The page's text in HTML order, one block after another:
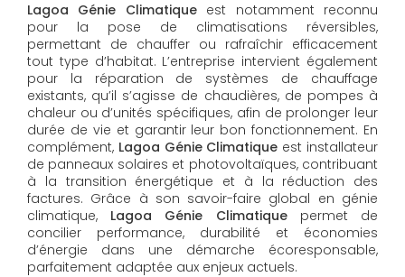
Lagoa Génie Climatiqueest notamment reconnu
pour la pose de climatisations réversibles,
permettant de chauffer ou rafraîchir efficacement
tout type d’habitat. L’entreprise intervient également
pour la réparation de systèmes de chauffage
existants, qu’il s’agisse de chaudières, de pompes à
chaleur ou d’unités spécifiques, afin de prolonger leur
durée de vie et garantir leur bon fonctionnement. En
complément, Lagoa Génie Climatique est installateur
de panneaux solaires et photovoltaïques, contribuant
à la transition énergétique et à la réduction des
factures. Grâce à son savoir-faire global en génie
climatique, Lagoa Génie Climatiquepermet de
concilier performance, durabilité et économies
d’énergie dans une démarche écoresponsable,
parfaitement adaptée aux enjeux actuels.